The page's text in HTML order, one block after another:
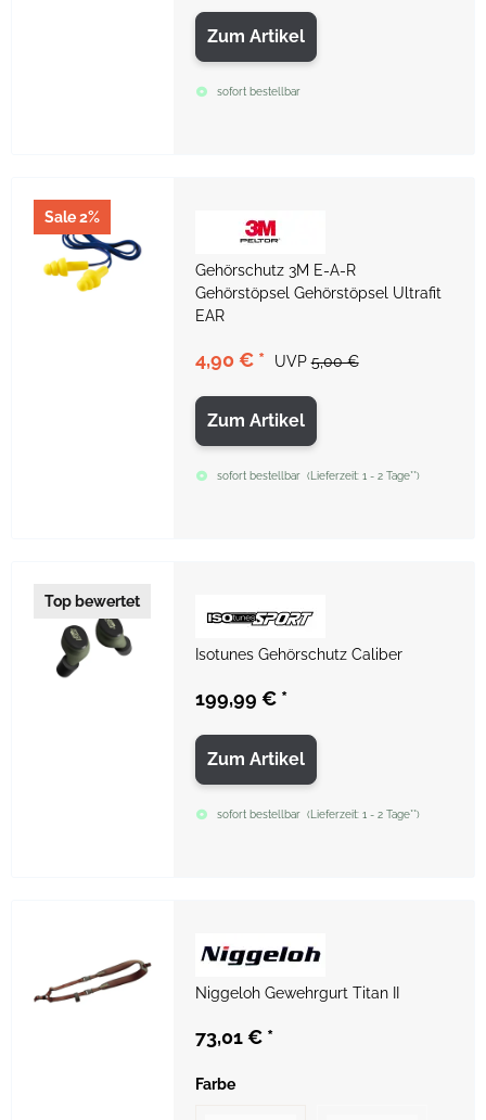
Zum Artikel
sofort bestellbar
Sale 2%
Gehörschutz 3M E-A-R
Gehörstöpsel Gehörstöpsel Ultrafit
EAR
4,90 € * UVP 5,00 €
Zum Artikel
sofort bestellbar ( Lieferzeit:1 - 2 Tage**)
Top bewertet
Isotunes Gehörschutz Caliber
199,99 € *
Zum Artikel
sofort bestellbar ( Lieferzeit:1 - 2 Tage**)
Niggeloh Gewehrgurt Titan II
73,01 € *
Farbe